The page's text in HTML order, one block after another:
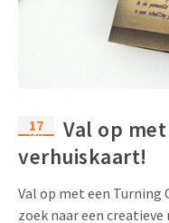
17
jan
Val op
verhuiskaart!
Val op met een Turning
zoek naar een
Pop-up Kaarten
Twin Sliders
Tabkaarten
Media Marketing
Marketing in de Zorg
Duurzame Marketing
Kalender maken
Contactgegevens
Duurzaamheid
Brochure downloaden